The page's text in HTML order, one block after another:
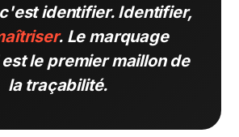
identifier. Identifier,
. Le marquage
le premier maillon de
la traçabilité.